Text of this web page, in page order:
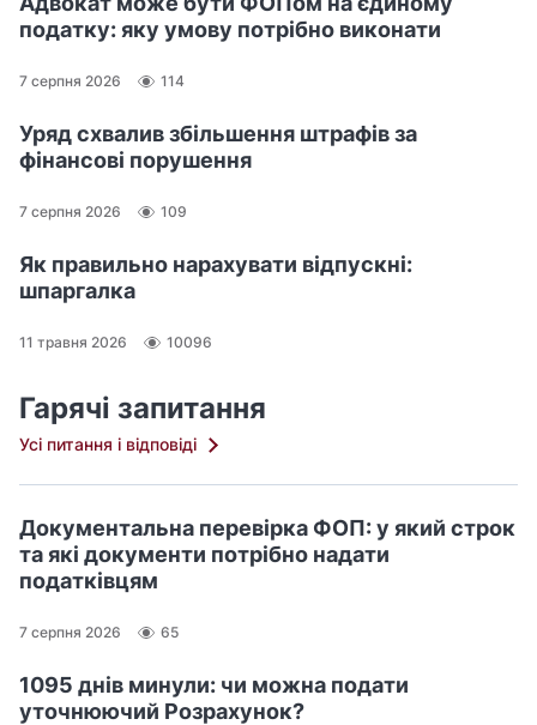
податку: яку умову потрібно виконати
7 серпня 2026 114
Уряд схвалив збільшення штрафів за
фінансові порушення
7 серпня 2026 109
Як правильно нарахувати відпускні:
шпаргалка
11 травня 2026 10096
Гарячі запитання
Усі питання і відповіді
Документальна перевірка ФОП: у який строк
та які документи потрібно надати
податківцям
7 серпня 2026 65
1095 днів минули: чи можна подати
уточнюючий Розрахунок?